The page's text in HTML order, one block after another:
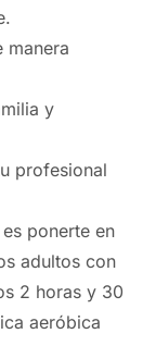
manera
y
profesional
ponerte en
adultos con
2 horas y 30
aeróbica